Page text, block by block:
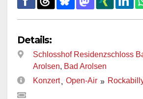
Details:
Schlosshof Residenzschloss
Arolsen, Bad Arolsen
Konzert, Open-Air »